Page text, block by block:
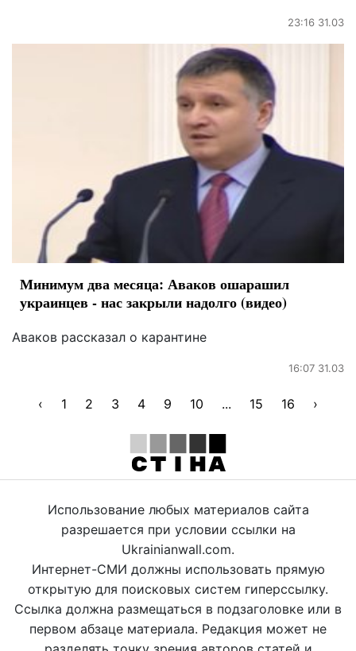
23:16 31.03
Минимум два месяца: Аваков ошарашил
украинцев - нас закрыли надолго (видео)
Аваков рассказал о карантине
16:07 31.03
‹ 1 2 3 4 9 10 ... 15 16 ›
Использование любых материалов сайта
разрешается при условии ссылки на
Ukrainianwall.com.
Интернет-СМИ должны использовать прямую
открытую для поисковых систем гиперссылку.
Ссылка должна размещаться в подзаголовке или в
первом абзаце материала. Редакция может не